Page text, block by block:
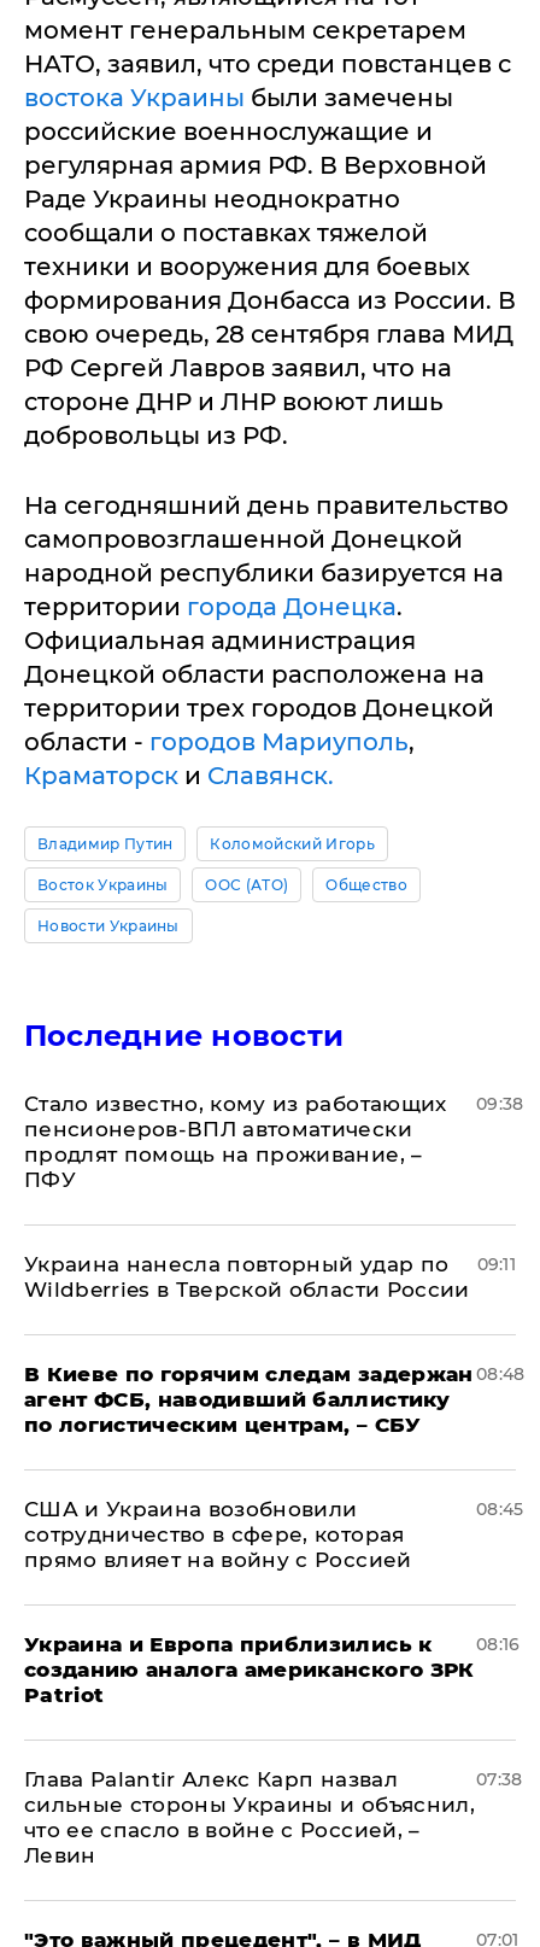
момент генеральным секретарем
НАТО, заявил, что среди повстанцев с
востока Украины были замечены
российские военнослужащие и
регулярная армия РФ. В Верховной
Раде Украины неоднократно
сообщали о поставках тяжелой
техники и вооружения для боевых
формирования Донбасса из России. В
свою очередь, 28 сентября глава МИД
РФ Сергей Лавров заявил, что на
стороне ДНР и ЛНР воюют лишь
добровольцы из РФ.
На сегодняшний день правительство
самопровозглашенной Донецкой
народной республики базируется на
территории города Донецка.
Официальная администрация
Донецкой области расположена на
территории трех городов Донецкой
области - городов Мариуполь,
Краматорск и Славянск.
Владимир Путин Коломойский Игорь
Восток Украины ООС (АТО) Общество
Новости Украины
Последние новости
Стало известно, кому из работающих
пенсионеров-ВПЛ автоматически
продлят помощь на проживание, –
ПФУ
09:38
Украина нанесла повторный удар по
Wildberries в Тверской области России
09:11
В Киеве по горячим следам задержан
агент ФСБ, наводивший баллистику
по логистическим центрам, – СБУ
08:48
США и Украина возобновили
сотрудничество в сфере, которая
прямо влияет на войну с Россией
08:45
Украина и Европа приблизились к
созданию аналога американского ЗРК
Patriot
08:16
Глава Palantir Алекс Карп назвал
сильные стороны Украины и объяснил,
что ее спасло в войне с Россией, –
Левин
07:38
"Это важный прецедент", – в МИД 07:01